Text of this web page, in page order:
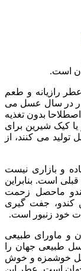
رازیانه و طعم
در سال عسل می
بدون تغذیه
یا کیک شیرین برای
تولید می کنند، از
و بازاری نیست
است. بنابراین
درصد یک کندو ماحصل زحمت
کندو، جفت گیری
خود زنبور است.
و ماورای طبیعی
طبیعی جهان را
خوشمزه و خوش